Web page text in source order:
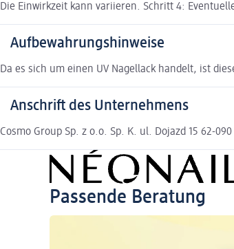
Die Einwirkzeit kann variieren. Schritt 4:
Aufbewahrungshinweise
Da es sich um einen UV Nagellack handelt, ist
Anschrift des Unternehmens
Cosmo Group Sp. z o.o. Sp. K. ul. Dojazd 15 62-
Passende Beratung